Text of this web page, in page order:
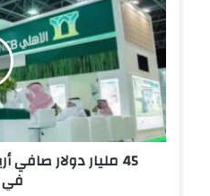
5
م
ل
ي
ا
ر
د
و
45 مليار دولار صافي
في